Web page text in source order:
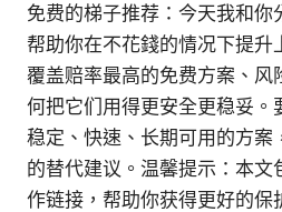
免费的梯子推荐：今天我和你
帮助你在不花錢的情况下提升
覆盖赔率最高的免费方案、风
何把它们用得更安全更稳妥。
稳定、快速、长期可用的方案
的替代建议。温馨提示：本文
作链接，帮助你获得更好的保